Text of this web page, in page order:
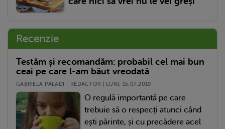
Recenzie
Testăm și recomandăm: probabil cel mai bun
ceai pe care l-am băut vreodată
GABRIELA PALADI - REDACTOR | LUNI, 15.07.2019
O regulă importantă pe care
trebuie să o respecți atunci când
ești părinte, și cu precădere acel